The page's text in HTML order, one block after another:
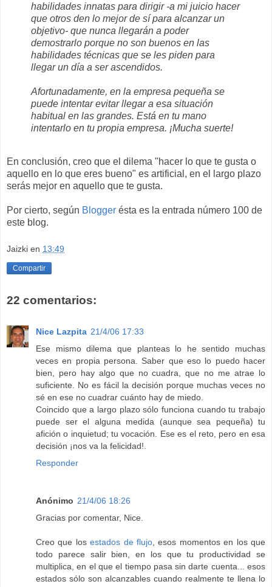
habilidades innatas para dirigir -a mi juicio hacer
que otros den lo mejor de sí para alcanzar un
objetivo- que nunca llegarán a poder
demostrarlo porque no son buenos en las
habilidades técnicas que se les piden para
llegar un día a ser ascendidos.
Afortunadamente, en la empresa pequeña se
puede intentar evitar llegar a esa situación
habitual en las grandes. Está en tu mano
intentarlo en tu propia empresa. ¡Mucha suerte!
En conclusión, creo que el dilema "hacer lo que te gusta o
aquello en lo que eres bueno" es artificial, en el largo plazo
serás mejor en aquello que te gusta.
Por cierto, según Blogger ésta es la entrada número 100 de
este blog.
Jaizki en 13:49
Compartir
22 comentarios:
Nice Lazpita 21/4/06 17:33
Ese mismo dilema que planteas lo he sentido muchas
veces en propia persona. Saber que eso lo puedo hacer
bien, pero hay algo que no cuadra, que no me atrae lo
suficiente. No es fácil la decisión porque muchas veces no
sé en ese no cuadrar cuánto hay de miedo.
Coincido que a largo plazo sólo funciona cuando tu trabajo
puede ser el alguna medida (aunque sea pequeña) tu
afición o inquietud; tu vocación. Ese es el reto, pero en esa
decisión ¡nos va la felicidad!.
Responder
Anónimo 21/4/06 18:26
Gracias por comentar, Nice.
Creo que losestados de flujo, esos momentos en los que
todo parece salir bien, en los que tu productividad se
multiplica, en el que el tiempo pasa sin darte cuenta... esos
estados sólo son alcanzables cuando realmente te llena lo